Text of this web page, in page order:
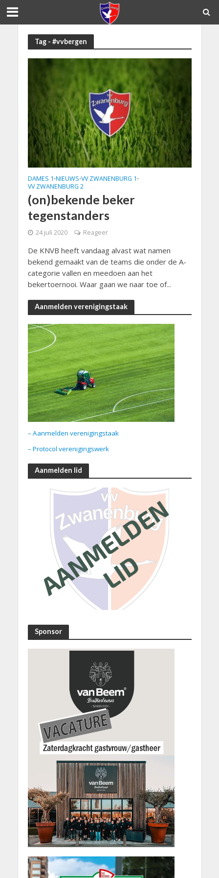
Tag - #vvbergen
DAMES 1 •NIEUWS•VV ZWANENBURG 1 •
VV ZWANENBURG 2
(on)bekende beker
tegenstanders
24 juli 2020 Reageer
De KNVB heeft vandaag alvast wat namen
bekend gemaakt van de teams die onder de A-
categorie vallen en meedoen aan het
bekertoernooi. Waar gaan we naar toe of...
Aanmelden verenigingstaak
– Aanmelden verenigingstaak
– Protocol verenigingswerk
Aanmelden lid
Sponsor